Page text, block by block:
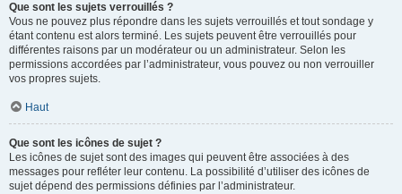
Que sont les sujets verrouillés ?
Vous ne pouvez plus répondre dans les sujets verrouillés et tout sondage y
étant contenu est alors terminé. Les sujets peuvent être verrouillés pour
différentes raisons par un modérateur ou un administrateur. Selon les
permissions accordées par l’administrateur, vous pouvez ou non verrouiller
vos propres sujets.
Haut
Que sont les icônes de sujet ?
Les icônes de sujet sont des images qui peuvent être associées à des
messages pour refléter leur contenu. La possibilité d’utiliser des icônes de
sujet dépend des permissions définies par l’administrateur.